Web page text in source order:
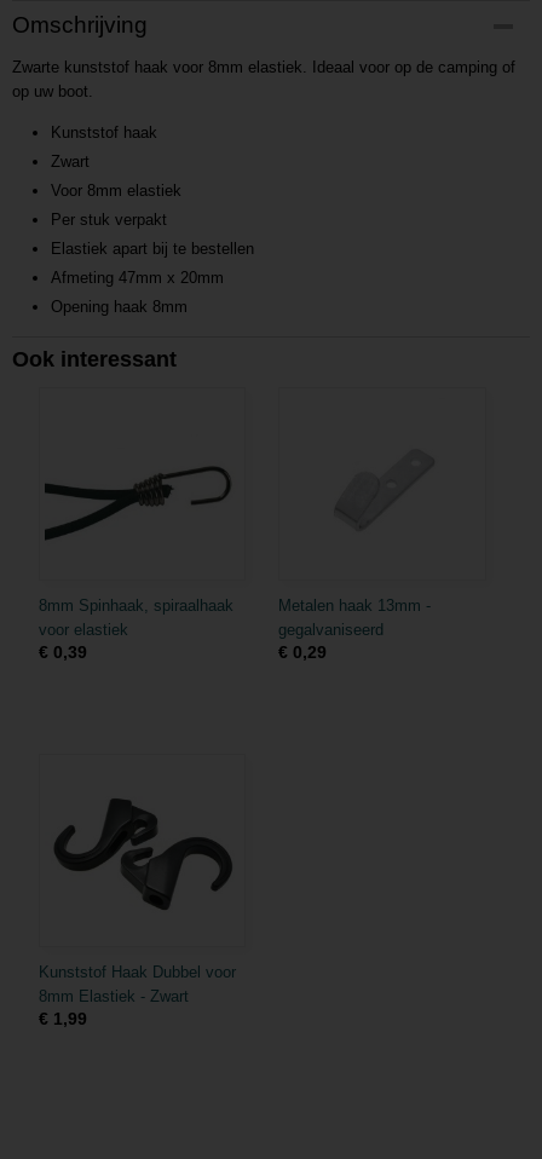
Productcode
P201708081628
Productcode leverancier
L201708081628
Omschrijving
Zwarte kunststof haak voor 8mm elastiek. Ideaal voor op de camping of
op uw boot.
Kunststof haak
Zwart
Voor 8mm elastiek
Per stuk verpakt
Elastiek apart bij te bestellen
Afmeting 47mm x 20mm
Opening haak 8mm
Ook interessant
8mm Spinhaak, spiraalhaak
voor elastiek
€ 0,39
Metalen haak 13mm -
gegalvaniseerd
€ 0,29
Kunststof Haak Dubbel voor
8mm Elastiek - Zwart
€ 1,99